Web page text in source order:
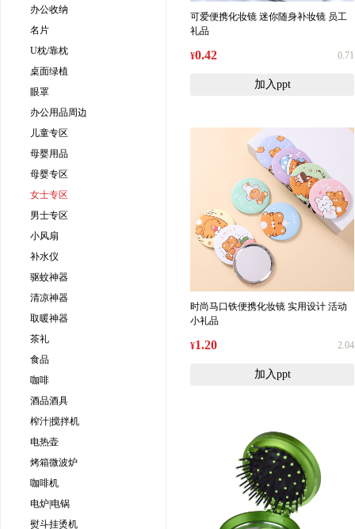
办公收纳
名片
U枕/靠枕
桌面绿植
眼罩
办公用品周边
儿童专区
母婴用品
母婴专区
女士专区
男士专区
小风扇
补水仪
驱蚊神器
清凉神器
取暖神器
茶礼
食品
咖啡
酒品酒具
榨汁|搅拌机
电热壶
烤箱微波炉
咖啡机
电炉|电锅
熨斗挂烫机
可爱便携化妆镜 迷你随身补妆镜 员工
礼品
¥0.42 0.71
加入ppt
时尚马口铁便携化妆镜 实用设计 活动
小礼品
¥1.20 2.04
加入ppt